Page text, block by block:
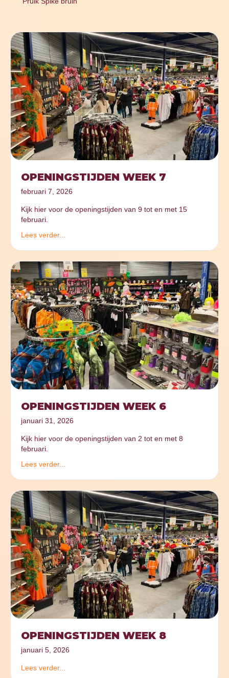
OPENINGSTIJDEN WEEK 7
februari 7, 2026
Kijk hier voor de openingstijden van 9 tot en met 15
februari.
Lees verder...
OPENINGSTIJDEN WEEK 6
januari 31, 2026
Kijk hier voor de openingstijden van 2 tot en met 8
februari.
Lees verder...
OPENINGSTIJDEN WEEK 8
januari 5, 2026
Lees verder...